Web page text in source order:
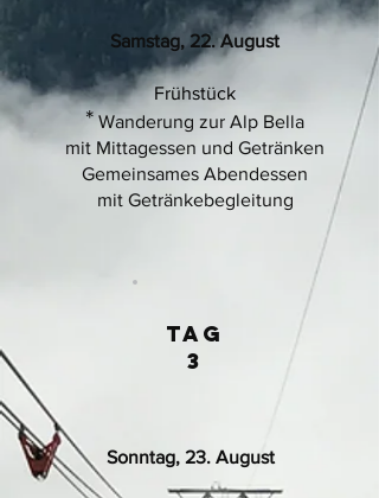
Samstag, 22. August
Frühstück
*Wanderung zur Alp Bella
mit Mittagessen und Getränken
Gemeinsames Abendessen
mit Getränkebegleitung
Tag
3
Sonntag, 23. August